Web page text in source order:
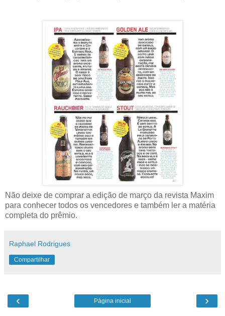
Não deixe de comprar a edição de março da revista Maxim
para conhecer todos os vencedores e também ler a matéria
completa do prêmio.
Raphael Rodrigues
Compartilhar
‹ ›
Página inicial